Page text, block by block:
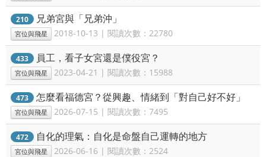
210 兄弟宮與「兄弟沖」
宮位與飛星 2018-10-13 | 閱讀次數：22780
433 員工，看子女宮還是僕役宮？
宮位與飛星 2023-04-21 | 閱讀次數：15988
473 怎麼看福德宮？從興趣、情緒到「對自己好不好」
宮位與飛星 2026-07-15 | 閱讀次數：7495
472 自化的理氣：自化是命盤自己運轉的地方
宮位與飛星 2026-06-16 | 閱讀次數：2524